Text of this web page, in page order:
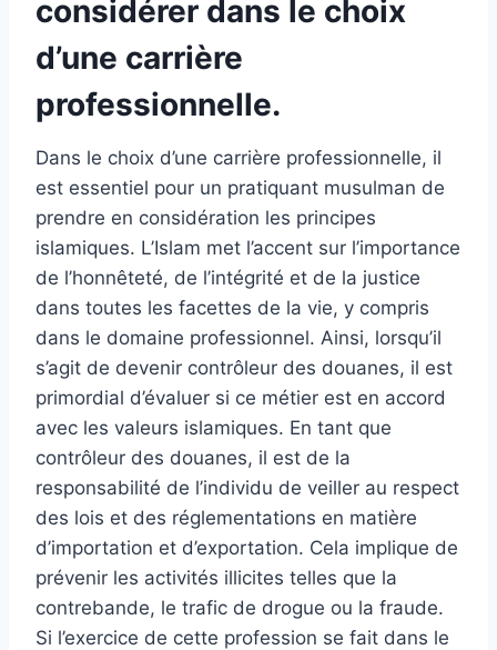
considérer dans le choix
d’une carrière
professionnelle.
Dans le choix d’une carrière professionnelle, il
est essentiel pour un pratiquant musulman de
prendre en considération les principes
islamiques. L’Islam met l’accent sur l’importance
de l’honnêteté, de l’intégrité et de la justice
dans toutes les facettes de la vie, y compris
dans le domaine professionnel. Ainsi, lorsqu’il
s’agit de devenir contrôleur des douanes, il est
primordial d’évaluer si ce métier est en accord
avec les valeurs islamiques. En tant que
contrôleur des douanes, il est de la
responsabilité de l’individu de veiller au respect
des lois et des réglementations en matière
d’importation et d’exportation. Cela implique de
prévenir les activités illicites telles que la
contrebande, le trafic de drogue ou la fraude.
Si l’exercice de cette profession se fait dans le